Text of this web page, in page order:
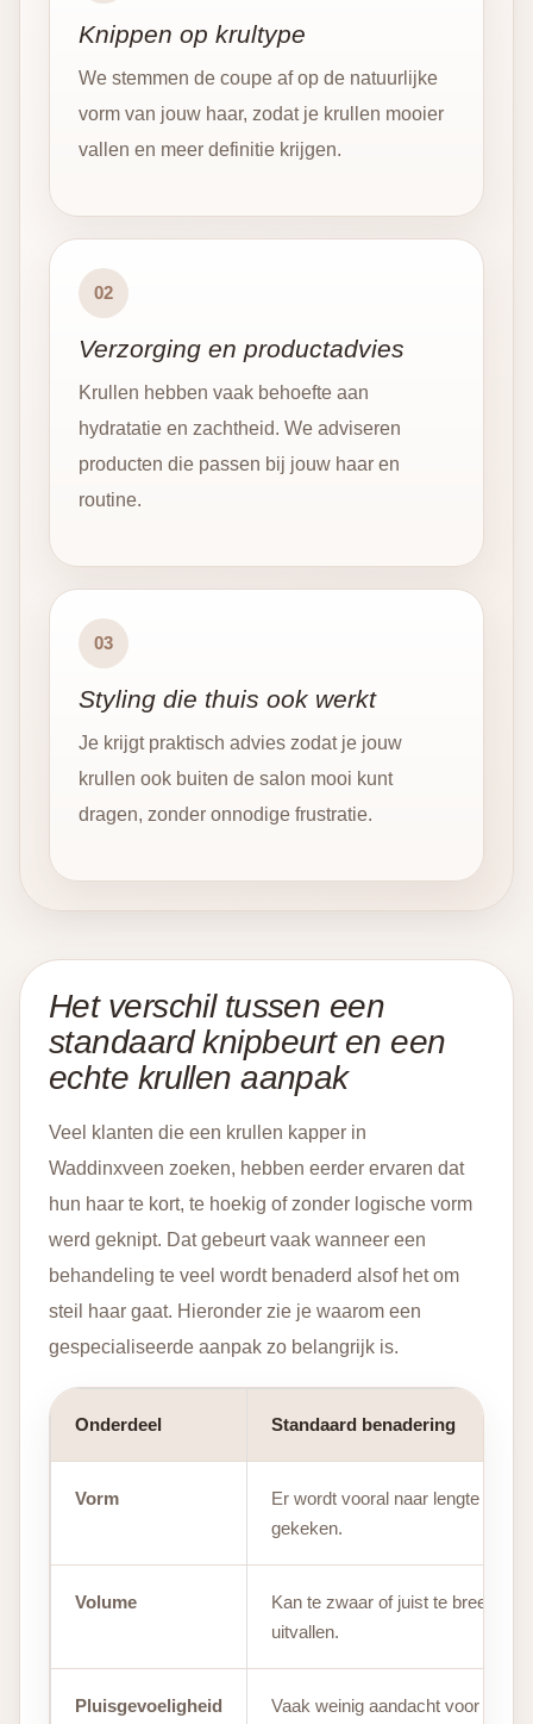
Knippen op krultype
We stemmen de coupe af op de natuurlijke
vorm van jouw haar, zodat je krullen mooier
vallen en meer definitie krijgen.
02
Verzorging en productadvies
Krullen hebben vaak behoefte aan
hydratatie en zachtheid. We adviseren
producten die passen bij jouw haar en
routine.
03
Styling die thuis ook werkt
Je krijgt praktisch advies zodat je jouw
krullen ook buiten de salon mooi kunt
dragen, zonder onnodige frustratie.
Het verschil tussen een
standaard knipbeurt en een
echte krullen aanpak
Veel klanten die een krullen kapper in
Waddinxveen zoeken, hebben eerder ervaren dat
hun haar te kort, te hoekig of zonder logische vorm
werd geknipt. Dat gebeurt vaak wanneer een
behandeling te veel wordt benaderd alsof het om
steil haar gaat. Hieronder zie je waarom een
gespecialiseerde aanpak zo belangrijk is.
Onderdeel Standaard benadering
Vorm
Er wordt vooral naar lengte
gekeken.
Volume
Kan te zwaar of juist te breed
uitvallen.
Pluisgevoeligheid
Vaak weinig aandacht voor